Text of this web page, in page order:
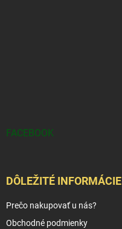
FACEBOOK
DÔLEŽITÉ INFORMÁCIE
Prečo nakupovať u nás?
Obchodné podmienky